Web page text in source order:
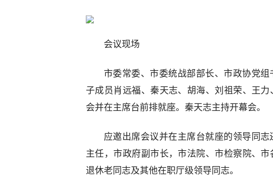
会议现场
市委常委、市委统战部部长、市政协党
子成员肖远福、秦天志、胡海、刘祖荣、王
会并在主席台前排就座。秦天志主持开幕会。
应邀出席会议并在主席台就座的领导同
主任，市政府副市长，市法院、市检察院、
退休老同志及其他在职厅级领导同志。